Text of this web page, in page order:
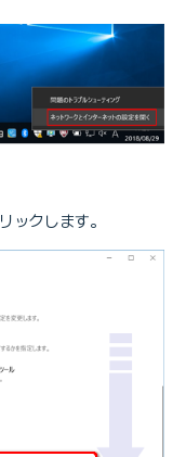
ックします。